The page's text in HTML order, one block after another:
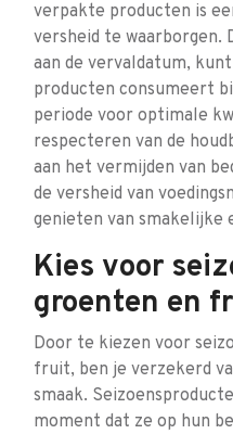
verpakte producten is
versheid te waarborgen.
aan de vervaldatum,
producten consumeert
periode voor optimale
respecteren van de
aan het vermijden van
de versheid van
genieten van smakelijke
Kies voor
groenten en
Door te kiezen voor
fruit, ben je verzekerd
smaak.
moment dat ze op hun